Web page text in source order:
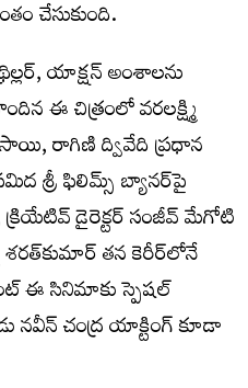
చేసుకుంది.
యాక్షన్ అంశాలను
ఈ చిత్రంలో వరలక్ష్మి
రాగిణి ద్వివేది ప్రధాన
శ్రీ ఫిలిమ్స్ బ్యానర్‌పై
డైరెక్టర్ సంజీవ్ మేగోటి
శరత్‌కుమార్ త‌న కెరీర్‌లోనే
ఈ సినిమాకు స్పెష‌ల్
నవీన్ చంద్ర యాక్టింగ్ కూడా